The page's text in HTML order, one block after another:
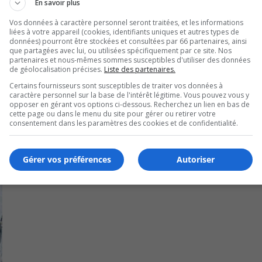
car il y a un risque pour la santé des yeux.
retrouvent sur le site officiel du gouvernement du
En savoir plus
Vos données à caractère personnel seront traitées, et les informations
liées à votre appareil (cookies, identifiants uniques et autres types de
données) pourront être stockées et consultées par 66 partenaires, ainsi
que partagées avec lui, ou utilisées spécifiquement par ce site. Nos
partenaires et nous-mêmes sommes susceptibles d'utiliser des données
de géolocalisation précises. Liste des partenaires.
Certains fournisseurs sont susceptibles de traiter vos données à
caractère personnel sur la base de l'intérêt légitime. Vous pouvez vous y
opposer en gérant vos options ci-dessous. Recherchez un lien en bas de
cette page ou dans le menu du site pour gérer ou retirer votre
consentement dans les paramètres des cookies et de confidentialité.
Autoriser
Gérer vos préférences